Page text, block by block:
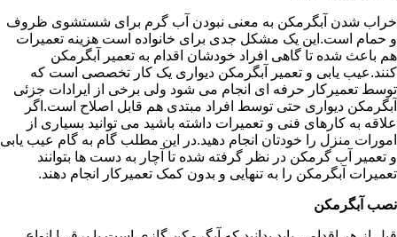
خراب شدن آبگرمکن به معنی نبودن آب گرم برای شستشوی ظروف
و حمام است.این یک مشکل جدی برای خانواده است هزینه تعمیرات
هم باعث شده تا گاهی افراد خودشان اقدام به تعمیر آبگرمکن
کنند.عیب یابی و تعمیر آبگرمکن دیواری یک کار تخصصی است که
توسط تعمیرکار حرفه ای انجام می شود ولی برخی از ایرادات جزئی
آبگرمکن دیواری حتی توسط افراد مبتدی هم قابل اصلاح است.اگر
علاقه به کارهای فنی و تعمیرات داشته باشید می توانید بسیاری از
امورات منزل را خودتان انجام دهید.در این مطلب گام به گام عیب یابی
و تعمیر آب گرمکن در نظر گرفته شده تا آچار به دست ها بتوانند
تعمیرات آبگرمکن را به تنهایی و بدون کمک تعمیرکار انجام دهند.
نصب آبگرمکن